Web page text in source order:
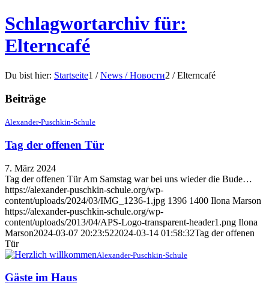
Schlagwortarchiv für:
Elterncafé
Du bist hier: Startseite1 / News / Новости2 / Elterncafé
Beiträge
Alexander-Puschkin-Schule
Tag der offenen Tür
7. März 2024
Tag der offenen Tür Am Samstag war bei uns wieder die Bude…
https://alexander-puschkin-schule.org/wp-
content/uploads/2024/03/IMG_1236-1.jpg 1396 1400 Ilona Marson
https://alexander-puschkin-schule.org/wp-
content/uploads/2013/04/APS-Logo-transparent-header1.png Ilona
Marson2024-03-07 20:23:522024-03-14 01:58:32Tag der offenen
Tür
Alexander-Puschkin-Schule
Gäste im Haus